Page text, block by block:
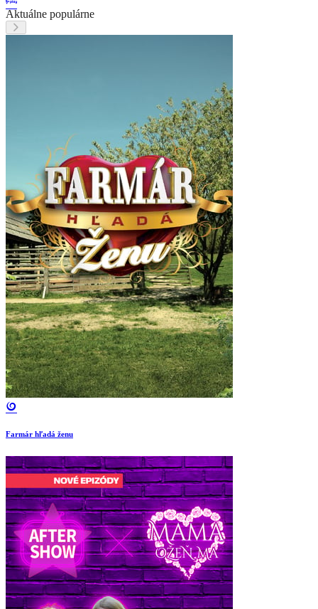
Aktuálne populárne
Farmár hľadá ženu